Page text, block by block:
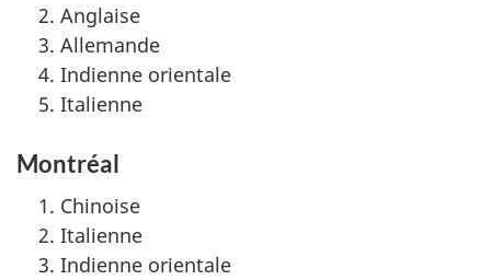
Anglaise
Allemande
Indienne orientale
Italienne
Montréal
Chinoise
Italienne
Indienne orientale